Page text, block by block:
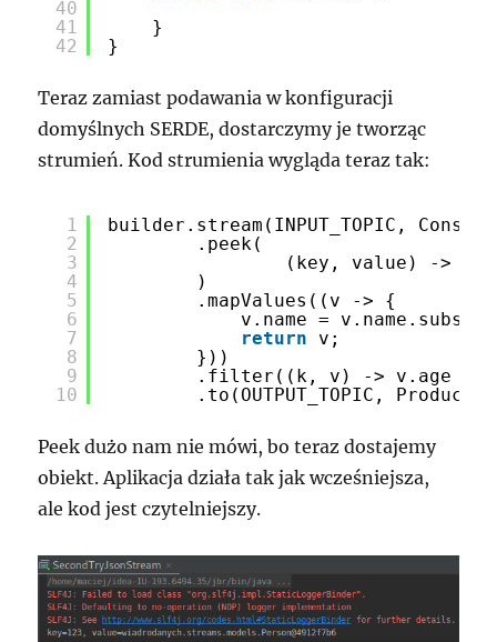
40
41
42
}
}
Teraz zamiast podawania w konfiguracji
domyślnych SERDE, dostarczymy je tworząc
strumień. Kod strumienia wygląda teraz tak:
1
2
3
4
5
6
7
8
9
10
builder.stream(INPUT_TOPIC,
.peek(
(key, value) ->
)
.mapValues((v -> {
v.name =
return
v;
}))
.filter((k, v) -> v.age >=
.to(OUTPUT_TOPIC,
Peek dużo nam nie mówi, bo teraz dostajemy
obiekt. Aplikacja działa tak jak wcześniejsza,
ale kod jest czytelniejszy.